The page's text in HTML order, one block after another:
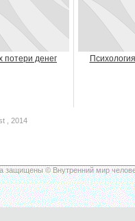
потери денег
, 2014
защищены © Внутренний мир